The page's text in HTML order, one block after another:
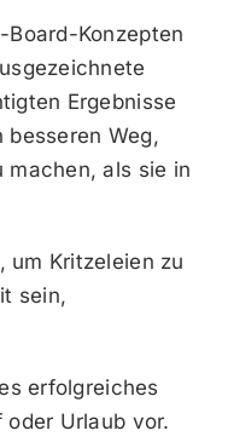
Board-Konzepten
Ergebnisse
besseren Weg,
machen, als sie in
um Kritzeleien zu
sein,
erfolgreiches
oder Urlaub vor.